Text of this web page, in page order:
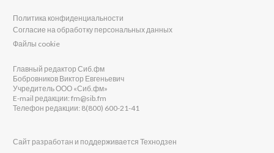
Политика конфиденциальности
Согласие на обработку персональных данных
Файлы cookie
Главный редактор Сиб.фм
Бобровников Виктор Евгеньевич
Учредитель ООО «Сиб.фм»
E-mail редакции: fm@sib.fm
Телефон редакции: 8(800) 600-21-41
Сайт разработан и поддерживается Технодзен